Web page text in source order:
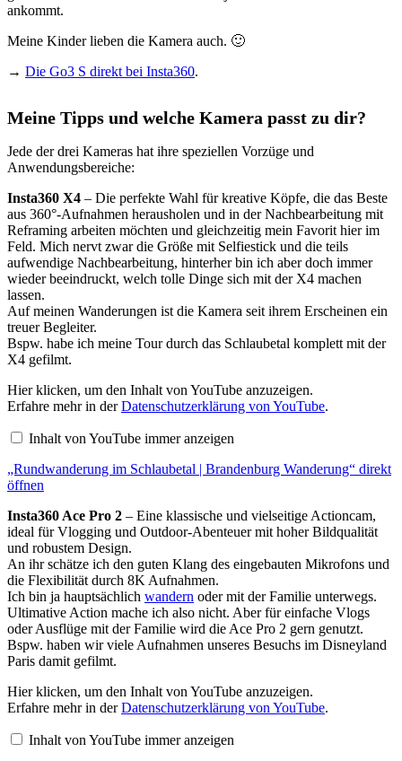
ankommt.
Meine Kinder lieben die Kamera auch. 🙂
→ Die Go3 S direkt bei Insta360.
Meine Tipps und welche Kamera passt zu dir?
Jede der drei Kameras hat ihre speziellen Vorzüge und
Anwendungsbereiche:
Insta360 X4 – Die perfekte Wahl für kreative Köpfe, die das Beste
aus 360°-Aufnahmen herausholen und in der Nachbearbeitung mit
Reframing arbeiten möchten und gleichzeitig mein Favorit hier im
Feld. Mich nervt zwar die Größe mit Selfiestick und die teils
aufwendige Nachbearbeitung, hinterher bin ich aber doch immer
wieder beeindruckt, welch tolle Dinge sich mit der X4 machen
lassen.
Auf meinen Wanderungen ist die Kamera seit ihrem Erscheinen ein
treuer Begleiter.
Bspw. habe ich meine Tour durch das Schlaubetal komplett mit der
X4 gefilmt.
„Rundwanderung
im
Schlaubetal
Brandenburg
von
YouTube
anzeigen
Hier klicken, um den Inhalt von YouTube anzuzeigen.
Erfahre mehr in derDatenschutzerklärung von YouTube.
Inhalt von YouTube immer anzeigen
„Rundwanderung im Schlaubetal | Brandenburg Wanderung“ direkt
öffnen
Insta360 Ace Pro 2 – Eine klassische und vielseitige Actioncam,
ideal für Vlogging und Outdoor-Abenteuer mit hoher Bildqualität
und robustem Design.
An ihr schätze ich den guten Klang des eingebauten Mikrofons und
die Flexibilität durch 8K Aufnahmen.
Ich bin ja hauptsächlich wandern oder mit der Familie unterwegs.
Ultimative Action mache ich also nicht. Aber für einfache Vlogs
oder Ausflüge mit der Familie wird die Ace Pro 2 gern genutzt.
Bspw. haben wir viele Aufnahmen unseres Besuchs im Disneyland
Paris damit gefilmt.
„Disneyland
Paris
Halloween
🎃
Hier klicken, um den Inhalt von YouTube anzuzeigen.
Erfahre mehr in derDatenschutzerklärung von YouTube.
Inhalt von YouTube immer anzeigen